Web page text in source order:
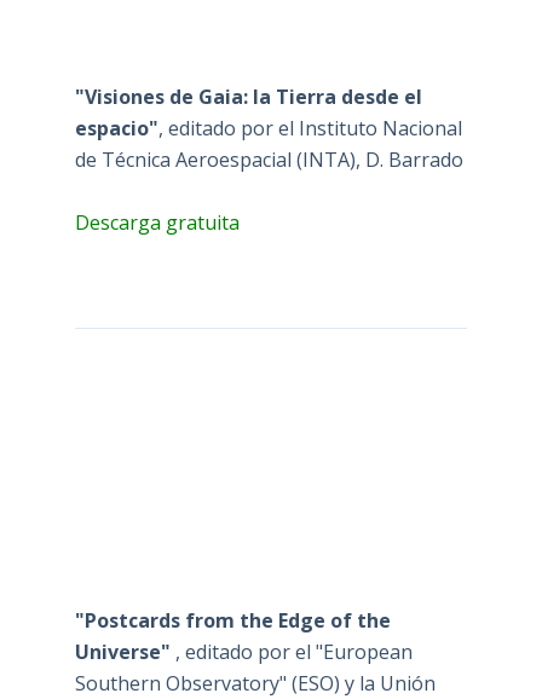
"Visiones de Gaia: la Tierra desde el
espacio", editado por el Instituto Nacional
de Técnica Aeroespacial (INTA), D. Barrado
Descarga gratuita
"Postcards from the Edge of the
Universe" , editado por el "European
Southern Observatory" (ESO) y la Unión